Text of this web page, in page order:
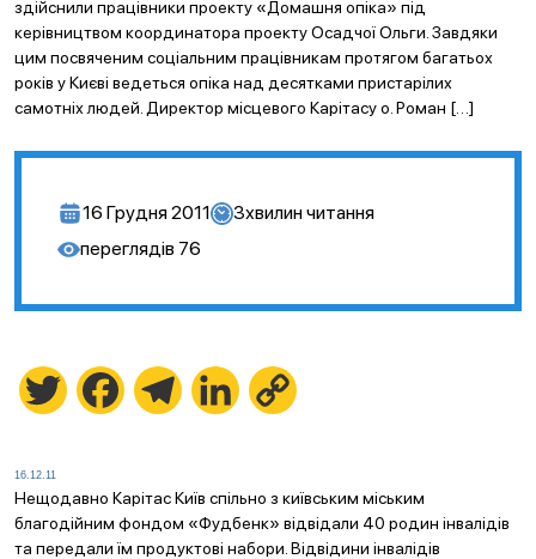
здійснили працівники проекту «Домашня опіка» під
керівництвом координатора проекту Осадчої Ольги. Завдяки
цим посвяченим соціальним працівникам протягом багатьох
років у Києві ведеться опіка над десятками пристарілих
самотніх людей. Директор місцевого Карітасу о. Роман […]
16 Грудня 2011 3хвилин читання
переглядів 76
Twitter FacebookTelegramLinkedIn
16.12.11
Нещодавно Карітас Київ спільно з київським міським
благодійним фондом «Фудбенк» відвідали 40 родин інвалідів
та передали їм продуктові набори. Відвідини інвалідів